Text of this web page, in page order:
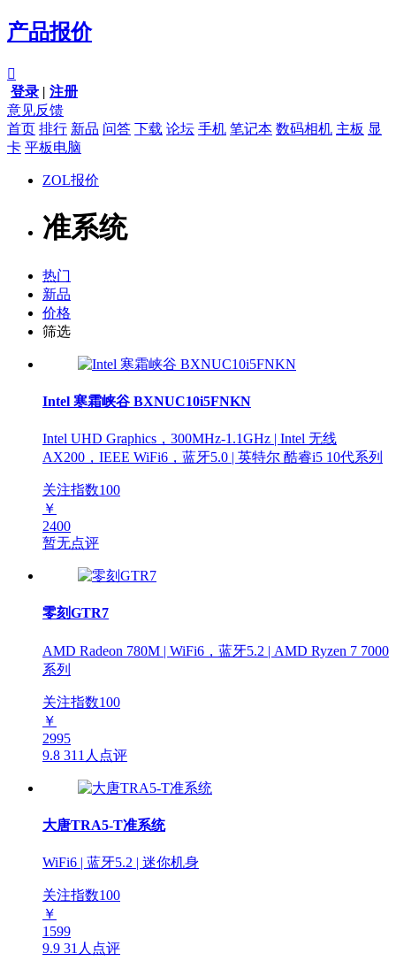
产品报价

登录 | 注册
意见反馈
首页 排行 新品 问答 下载 论坛 手机 笔记本 数码相机 主板 显
卡 平板电脑
ZOL报价
准系统
热门
新品
价格
筛选
Intel 寒霜峡谷 BXNUC10i5FNKN
Intel UHD Graphics，300MHz-1.1GHz | Intel 无线
AX200，IEEE WiFi6，蓝牙5.0 | 英特尔 酷睿i5 10代系列
关注指数100
￥
2400
暂无点评
零刻GTR7
AMD Radeon 780M | WiFi6，蓝牙5.2 | AMD Ryzen 7 7000
系列
关注指数100
￥
2995
9.8 311人点评
大唐TRA5-T准系统
WiFi6 | 蓝牙5.2 | 迷你机身
关注指数100
￥
1599
9.9 31人点评